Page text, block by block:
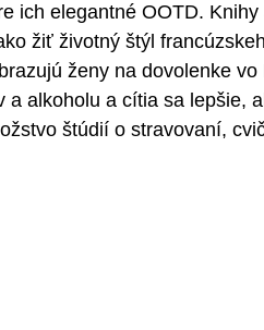
ich elegantné OOTD.
žiť životný štýl
ženy na dovolenke
a alkoholu a cítia sa lepšie,
štúdií o stravovaní,